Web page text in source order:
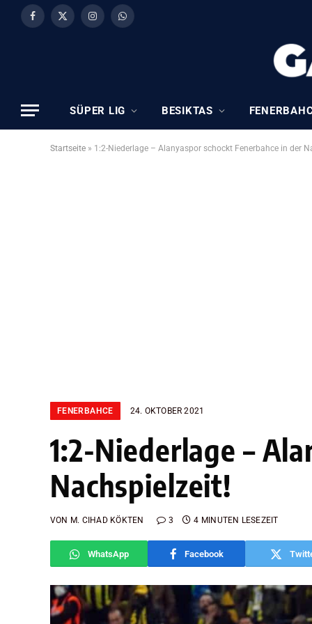
Facebook
X
InstagramWhatsApp
SÜPER LIG BESIKTAS
Startseite » 1:2-Niederlage – Alanyaspor schockt Fenerbahce in der
FENERBAHCE 24. OKTOBER 2021
1:2-Niederlage –
Nachspielzeit!
VON M. CIHAD KÖKTEN 3 4 MINUTEN LESEZEIT
WhatsApp Facebook